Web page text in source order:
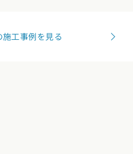
工事例を見る